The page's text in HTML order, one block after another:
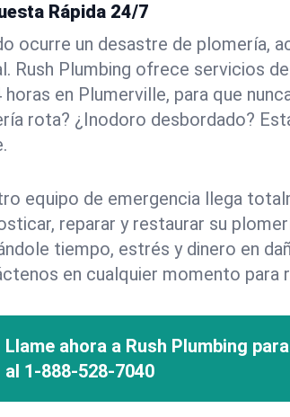
Rápida 24/7
ocurre un desastre de plomería,
Rush Plumbing ofrece servicios
horas en Plumerville, para que
rota? ¿Inodoro desbordado?
equipo de emergencia llega
reparar y restaurar su
tiempo, estrés y dinero en
en cualquier momento para
Llame ahora a Rush Plumbing
al 1-888-528-7040